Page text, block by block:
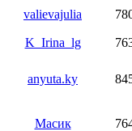
valievajulia
K_Irina_lg
anyuta.ky
Масик